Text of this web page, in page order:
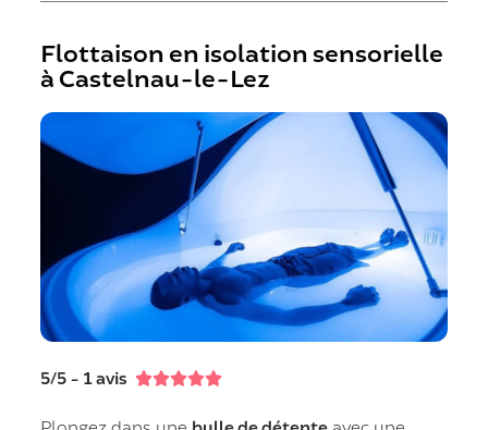
Flottaison en isolation sensorielle
à Castelnau-le-Lez
5/5 - 1 avis 
Plongez dans une bulle de détente avec une